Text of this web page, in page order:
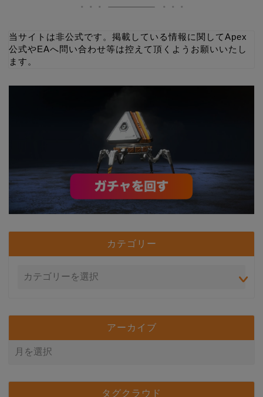
当サイトは非公式です。掲載している情報に関してApex
公式やEAへ問い合わせ等は控えて頂くようお願いいたし
ます。
カテゴリー
アーカイブ
タグクラウド